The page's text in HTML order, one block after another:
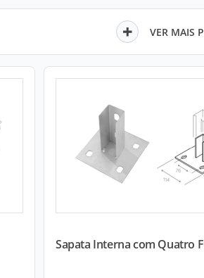
VER MAIS
Sapata Interna com Quatro